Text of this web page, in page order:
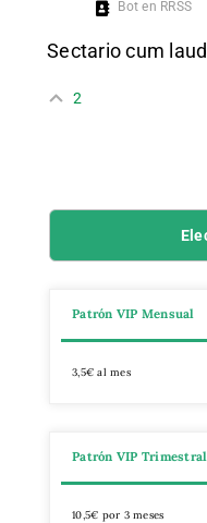
Bot en RRSS
Sectario cum
2
Patrón VIP Mensual
3,5€ al mes
Patrón VIP Trimestral
10,5€ por 3 meses